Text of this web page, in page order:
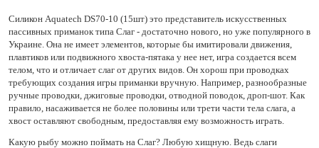
Силикон Aquatech DS70-10 (15шт) это представитель искусственных
пассивных приманок типа Слаг - достаточно нового, но уже популярного в
Украине. Она не имеет элементов, которые бы имитировали движения,
плавтиков или подвижного хвоста-пятака у нее нет, игра создается всем
телом, что и отличает слаг от других видов. Он хорош при проводках
требующих создания игры приманки вручную. Например, разнообразные
ручные проводки, джиговые проводки, отводной поводок, дроп-шот. Как
правило, насаживается не более половины или трети части тела слага, а
хвост оставляют свободным, предоставляя ему возможность играть.
Какую рыбу можно поймать на Слаг? Любую хищную. Ведь слаги